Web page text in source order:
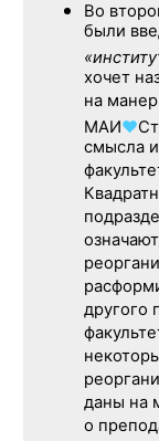
Во
были
хочет
на
МАИ♥
смысла
другого
даны на
о